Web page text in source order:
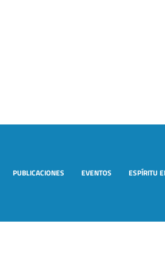
PUBLICACIONES EVENTOS ESPÍRITU